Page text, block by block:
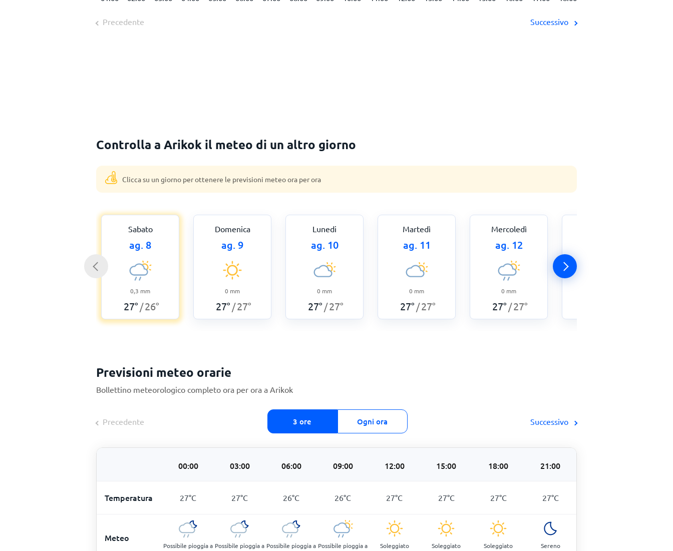
Precedente Successivo
Controlla a Arikok il meteo di un altro giorno
Clicca su un giorno per ottenere le previsioni meteo ora per ora
Sabato
ag. 8
0,3 mm
27° /26°
Domenica
ag. 9
0 mm
27° /27°
Lunedi
ag. 10
0 mm
27° /27°
Martedì
ag. 11
0 mm
27° /27°
Mercoledì
ag. 12
0 mm
27° /27°
Previsioni meteo orarie
Bollettino meteorologico completo ora per ora a Arikok
Precedente 3 ore Ogni ora Successivo
00:00 03:00 06:00 09:00 12:00 15:00 18:00 21:00
Temperatura 27°C 27°C 26°C 26°C 27°C 27°C 27°C 27°C
Meteo
Possibile pioggia a Possibile pioggia a Possibile pioggia a Possibile pioggia a
Soleggiato Soleggiato Soleggiato Sereno